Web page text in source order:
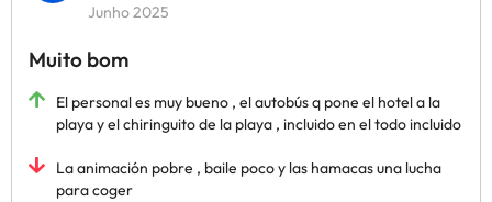
Junho 2025
Muito bom
El personal es muy bueno , el autobús q pone el hotel a la
playa y el chiringuito de la playa , incluido en el todo incluido
La animación pobre , baile poco y las hamacas una lucha
para coger